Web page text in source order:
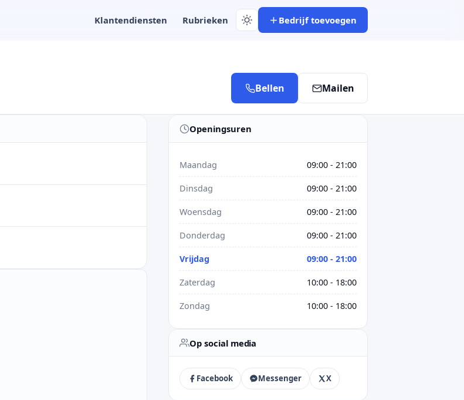
Klantendiensten Rubrieken Bedrijf toevoegen
Bellen Mailen
Openingsuren
Maandag 09:00 - 21:00
Dinsdag 09:00 - 21:00
Woensdag 09:00 - 21:00
Donderdag 09:00 - 21:00
Vrijdag 09:00 - 21:00
Zaterdag 10:00 - 18:00
Zondag 10:00 - 18:00
Op social media
Facebook Messenger X